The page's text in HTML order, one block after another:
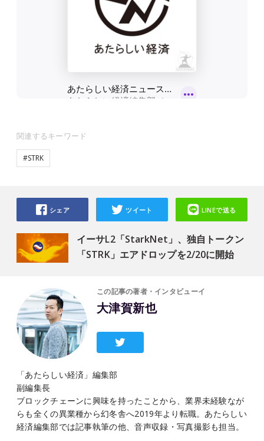
関連するキーワード
#STRK
イーサL2「StarkNet」、独自トークン
「STRK」エアドロップを2/20に開始
シェア ツイート LINEで送る
この記事の著者・インタビューイ
大津賀新也
「あたらしい経済」編集部
副編集長
ブロックチェーンに興味を持ったことから、業界未経験なが
らも全くの異業種から幻冬舎へ2019年より転職。あたらしい
経済編集部では記事執筆の他、音声収録・写真撮影も担当。